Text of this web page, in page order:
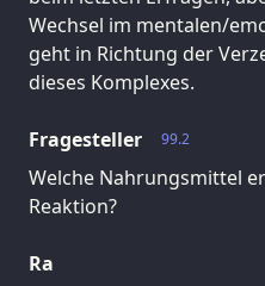
Wechsel im mentalen/
geht in Richtung der
dieses Komplexes.
99.2
Fragesteller
Welche Nahrungsmittel
Reaktion?
Ra